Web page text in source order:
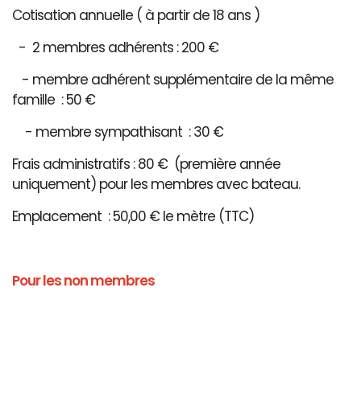
Cotisation annuelle ( à partir de 18 ans )
- 2 membres adhérents : 200 €
- membre adhérent supplémentaire de la même
famille : 50 €
- membre sympathisant : 30 €
Frais administratifs : 80 € (première année
uniquement) pour les membres avec bateau.
Emplacement : 50,00 € le mètre (TTC)
Pour les non membres